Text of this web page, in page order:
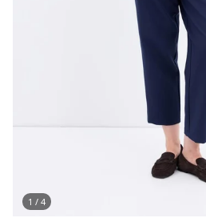
1 / 4